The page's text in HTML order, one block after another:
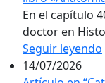
En el capítulo
doctor en
Seguir leyendo
14/07/2026